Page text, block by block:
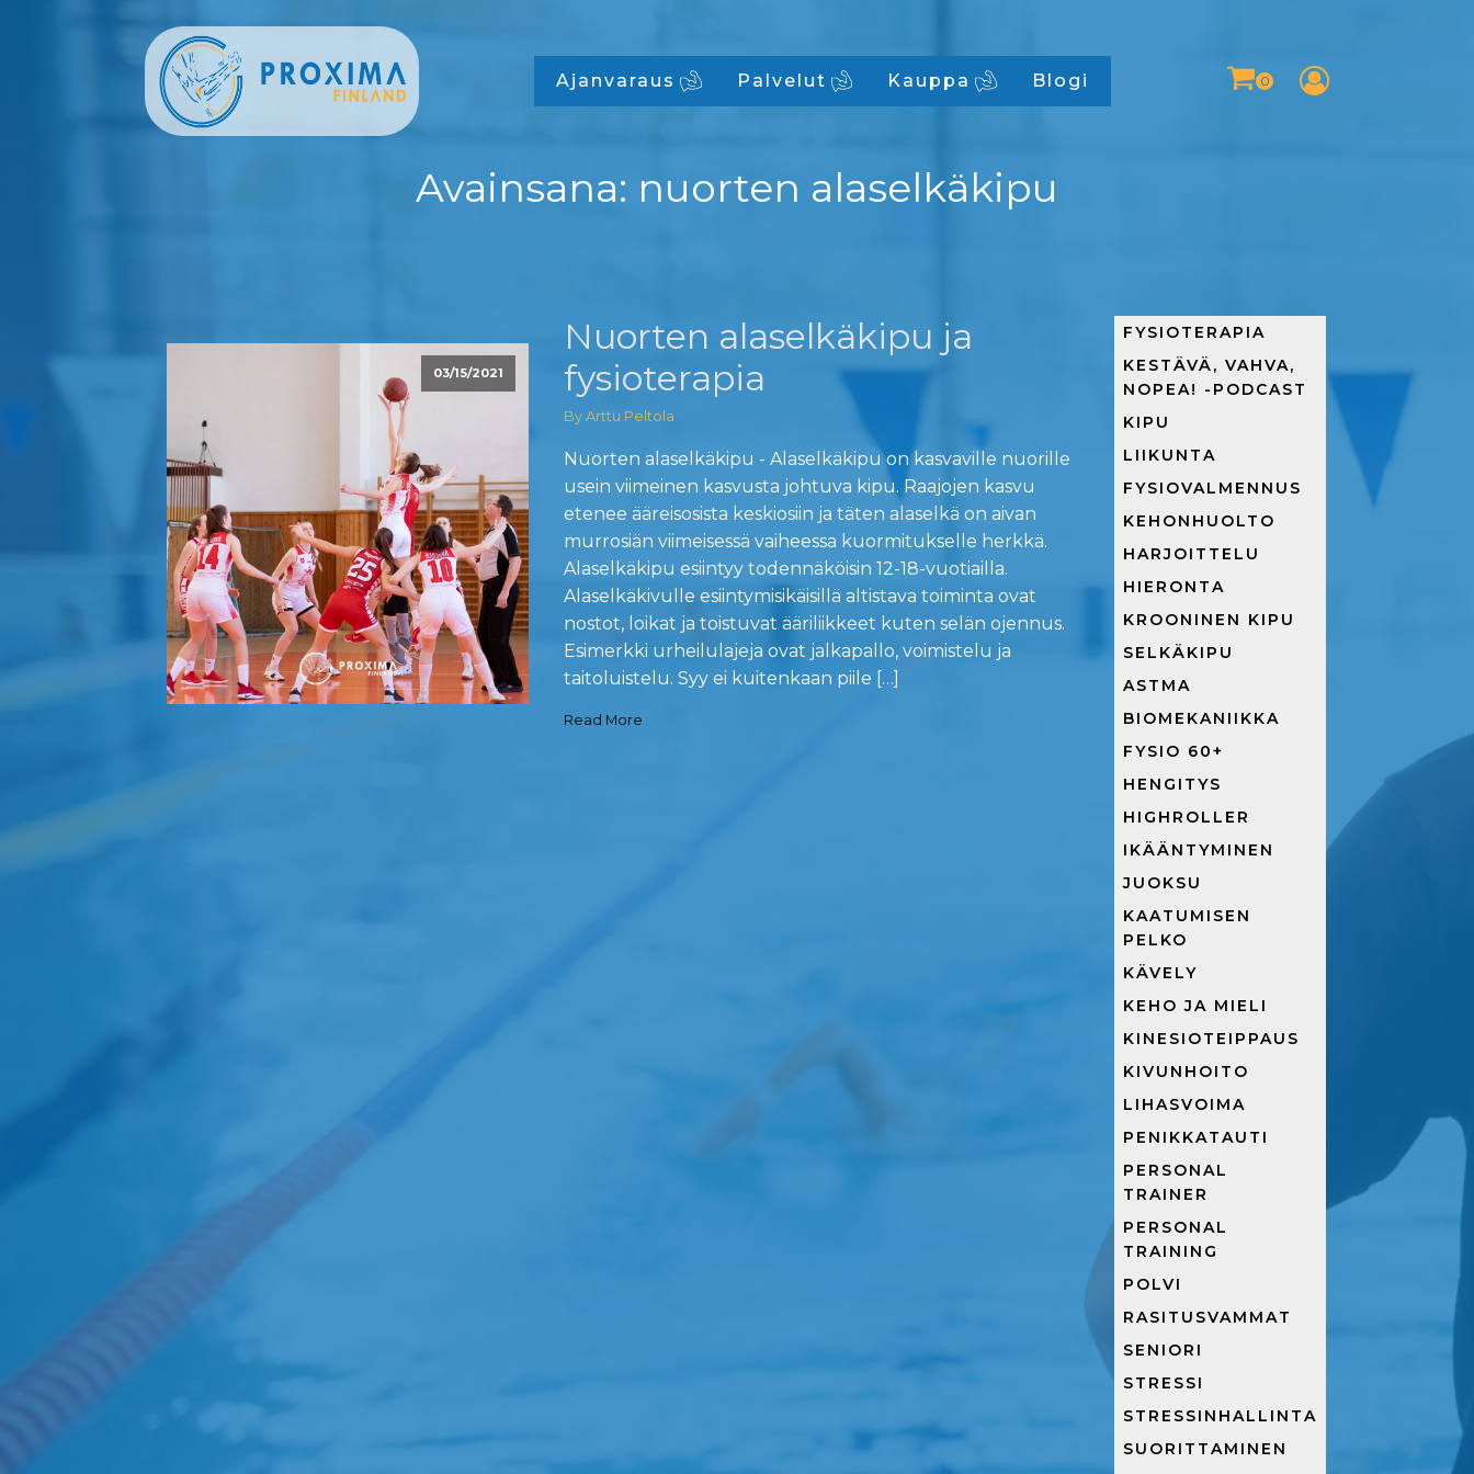
Ajanvaraus Palvelut Kauppa Blogi
Avainsana: nuorten alaselkäkipu
03/15/2021
Nuorten alaselkäkipu ja
fysioterapia
By Arttu Peltola
Nuorten alaselkäkipu - Alaselkäkipu on kasvaville nuorille
usein viimeinen kasvusta johtuva kipu. Raajojen kasvu
etenee ääreisosista keskiosiin ja täten alaselkä on aivan
murrosiän viimeisessä vaiheessa kuormitukselle herkkä.
Alaselkäkipu esiintyy todennäköisin 12-18-vuotiailla.
Alaselkäkivulle esiintymisikäisillä altistava toiminta ovat
nostot, loikat ja toistuvat ääriliikkeet kuten selän ojennus.
Esimerkki urheilulajeja ovat jalkapallo, voimistelu ja
taitoluistelu. Syy ei kuitenkaan piile […]
Read More
FYSIOTERAPIA
KESTÄVÄ, VAHVA,
NOPEA! -PODCAST
KIPU
LIIKUNTA
FYSIOVALMENNUS
KEHONHUOLTO
HARJOITTELU
HIERONTA
KROONINEN KIPU
SELKÄKIPU
ASTMA
BIOMEKANIIKKA
FYSIO 60+
HENGITYS
HIGHROLLER
IKÄÄNTYMINEN
JUOKSU
KAATUMISEN
PELKO
KÄVELY
KEHO JA MIELI
KINESIOTEIPPAUS
KIVUNHOITO
LIHASVOIMA
PENIKKATAUTI
PERSONAL
TRAINER
PERSONAL
TRAINING
POLVI
RASITUSVAMMAT
SENIORI
STRESSI
STRESSINHALLINTA
SUORITTAMINEN